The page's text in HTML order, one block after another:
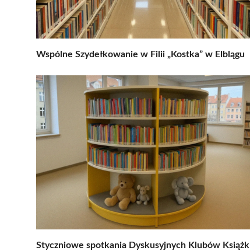
Wspólne Szydełkowanie w Filii „Kostka” w Elblągu
Styczniowe spotkania Dyskusyjnych Klubów